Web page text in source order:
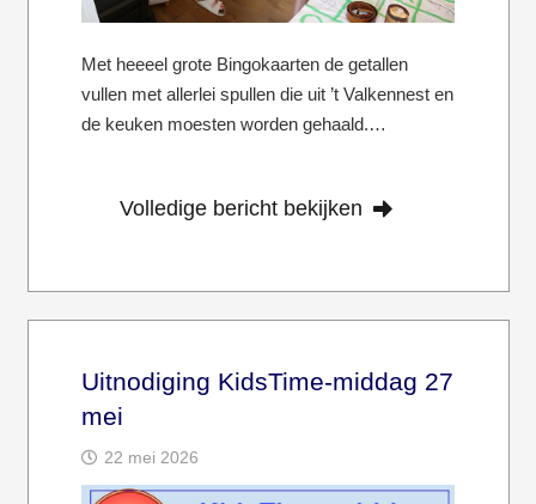
Met heeeel grote Bingokaarten de getallen
vullen met allerlei spullen die uit ’t Valkennest en
de keuken moesten worden gehaald.…
Volledige bericht bekijken
Uitnodiging KidsTime-middag 27
mei
22 mei 2026